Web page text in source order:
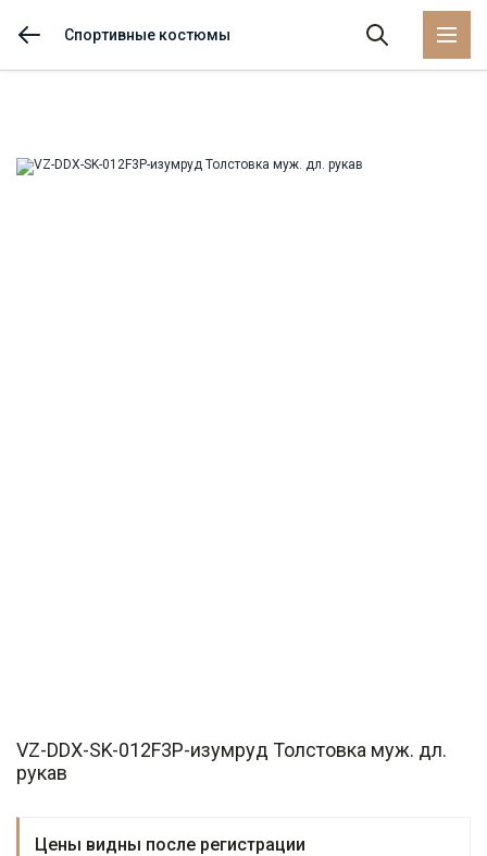
Спортивные костюмы
VZ-DDX-SK-012F3P-изумруд Толстовка муж. дл.
рукав
Цены видны после регистрации